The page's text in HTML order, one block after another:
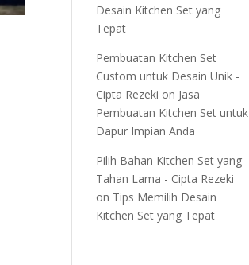
Desain Kitchen Set yang
Tepat
Pembuatan Kitchen Set
Custom untuk Desain Unik -
Cipta Rezeki on Jasa
Pembuatan Kitchen Set untuk
Dapur Impian Anda
Pilih Bahan Kitchen Set yang
Tahan Lama - Cipta Rezeki
on Tips Memilih Desain
Kitchen Set yang Tepat